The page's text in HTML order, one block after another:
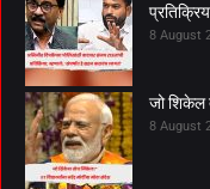
8 August
जो शिकेल
8 August